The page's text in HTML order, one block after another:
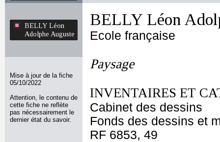
BELLY Léon
Adolphe Auguste
Mise à jour de la fiche
05/10/2022
Attention, le contenu de
cette fiche ne reflète
pas nécessairement le
dernier état du savoir.
BELLY Léon
Ecole française
Paysage
INVENTAIRES ET
Cabinet des dessins
Fonds des dessins et
RF 6853, 49